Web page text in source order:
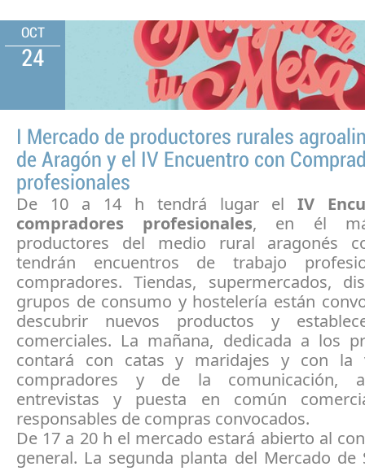
OCT
24
I Mercado de productores rurales
de Aragón y el IV Encuentro con
profesionales
De 10 a 14 h tendrá lugar elIV
compradores profesionales, en él
productores del medio rural aragonés
tendrán encuentros de trabajo
compradores. Tiendas, supermercados,
grupos de consumo y hostelería están
descubrir nuevos productos y
comerciales. La mañana, dedicada a los
contará con catas y maridajes y con la
compradores y de la comunicación,
entrevistas y puesta en común
responsables de compras convocados.
De 17 a 20 h el mercado estará abierto al
general. La segunda planta del Mercado de